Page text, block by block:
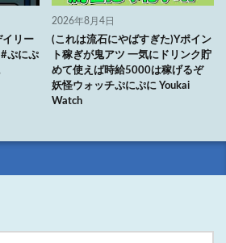
イリー
ぷにぷ
2026年8月4日
(これは流石にやばすぎた)Yポイン
ト稼ぎが鬼アツ 一気にドリンク貯
めて使えば時給5000は稼げるぞ
妖怪ウォッチぷにぷに Youkai
Watch